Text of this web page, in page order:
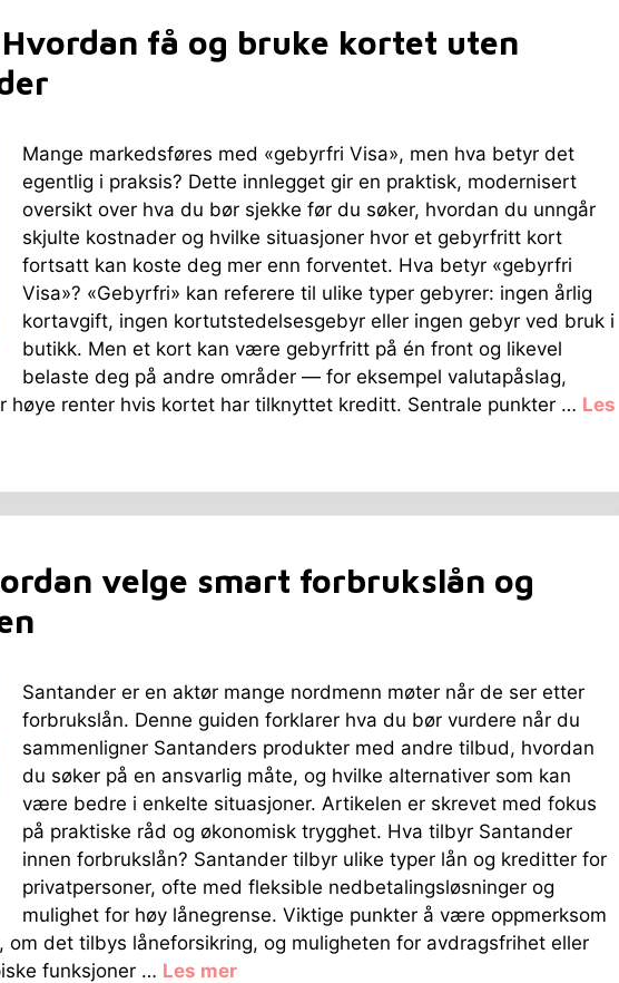
få og bruke kortet uten
Mange markedsføres med «gebyrfri Visa», men hva betyr det
egentlig i praksis? Dette innlegget gir en praktisk, modernisert
oversikt over hva du bør sjekke før du søker, hvordan du unngår
skjulte kostnader og hvilke situasjoner hvor et gebyrfritt kort
fortsatt kan koste deg mer enn forventet. Hva betyr «gebyrfri
Visa»? «Gebyrfri» kan referere til ulike typer gebyrer: ingen årlig
kortavgift, ingen kortutstedelsesgebyr eller ingen gebyr ved bruk i
butikk. Men et kort kan være gebyrfritt på én front og likevel
belaste deg på andre områder — for eksempel valutapåslag,
høye renter hvis kortet har tilknyttet kreditt. Sentrale punkter … Les
velge smart forbrukslån og
Santander er en aktør mange nordmenn møter når de ser etter
forbrukslån. Denne guiden forklarer hva du bør vurdere når du
sammenligner Santanders produkter med andre tilbud, hvordan
du søker på en ansvarlig måte, og hvilke alternativer som kan
være bedre i enkelte situasjoner. Artikelen er skrevet med fokus
på praktiske råd og økonomisk trygghet. Hva tilbyr Santander
innen forbrukslån? Santander tilbyr ulike typer lån og kreditter for
privatpersoner, ofte med fleksible nedbetalingsløsninger og
mulighet for høy lånegrense. Viktige punkter å være oppmerksom
om det tilbys låneforsikring, og muligheten for avdragsfrihet eller
funksjoner … Les mer